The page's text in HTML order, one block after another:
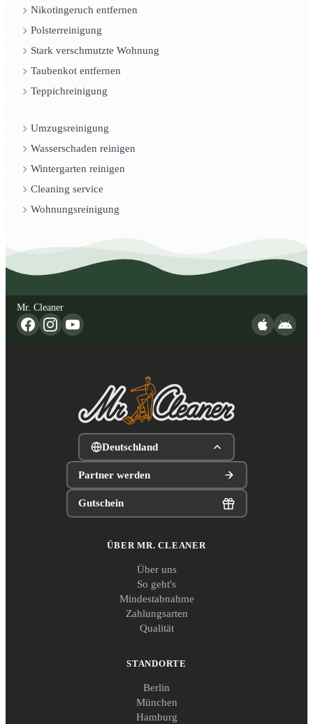
Nikotingeruch entfernen
Polsterreinigung
Stark verschmutzte Wohnung
Taubenkot entfernen
Teppichreinigung
Umzugsreinigung
Wasserschaden reinigen
Wintergarten reinigen
Cleaning service
Wohnungsreinigung
Mr. Cleaner
Deutschland
Partner werden
Gutschein
ÜBER MR. CLEANER
Über uns
So geht's
Mindestabnahme
Zahlungsarten
Qualität
STANDORTE
Berlin
München
Hamburg